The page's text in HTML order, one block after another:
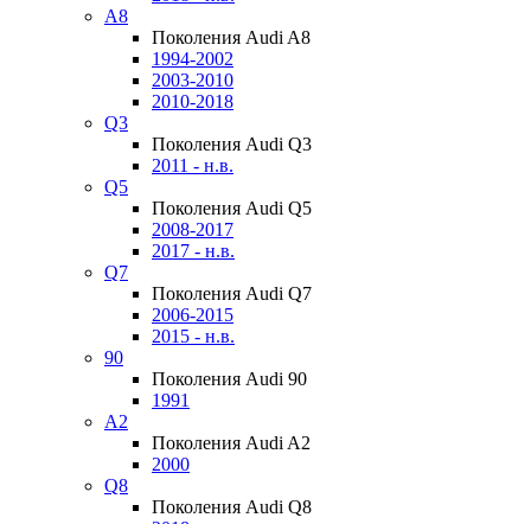
A8
Поколения Audi A8
1994-2002
2003-2010
2010-2018
Q3
Поколения Audi Q3
2011 - н.в.
Q5
Поколения Audi Q5
2008-2017
2017 - н.в.
Q7
Поколения Audi Q7
2006-2015
2015 - н.в.
90
Поколения Audi 90
1991
A2
Поколения Audi A2
2000
Q8
Поколения Audi Q8